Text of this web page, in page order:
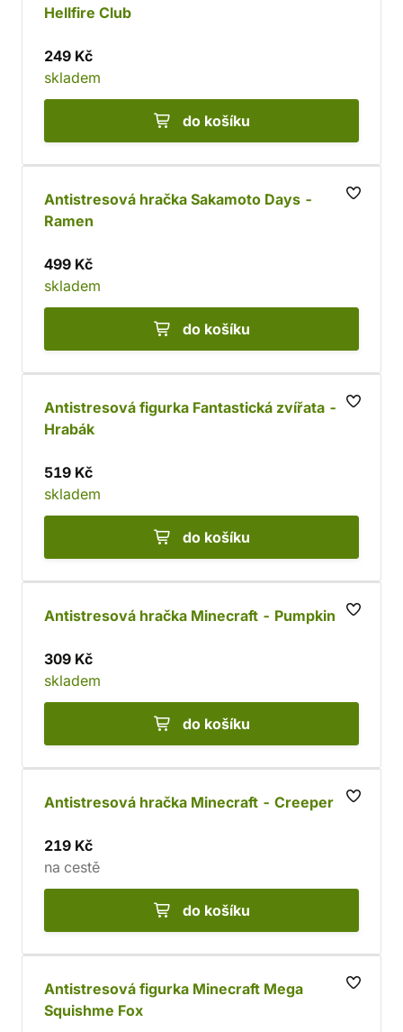
Hellfire Club
249 Kč
skladem
do košíku
Antistresová hračka Sakamoto Days -
Ramen
499 Kč
skladem
do košíku
Antistresová figurka Fantastická zvířata -
Hrabák
519 Kč
skladem
do košíku
Antistresová hračka Minecraft - Pumpkin
309 Kč
skladem
do košíku
Antistresová hračka Minecraft - Creeper
219 Kč
na cestě
do košíku
Antistresová figurka Minecraft Mega
Squishme Fox